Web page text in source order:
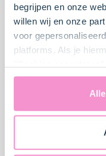
begrijpen en onze
willen wij en onze
voor
platforms. Als je
uitdrukkelijk een
Verenigde Staten in
ons
naar technology
Staten. Je kunt op
Feestelijke
met framboos